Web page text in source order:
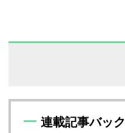
連載記事バッ